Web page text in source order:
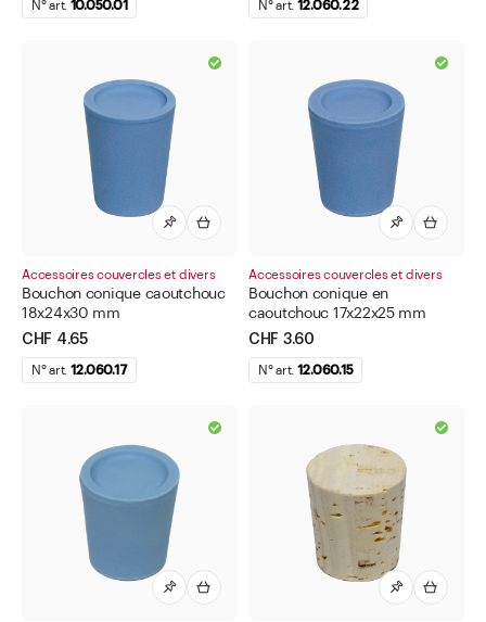
Accessoires
Shop le Look
Centre d'aide
Entreprise
N° art. 10.050.01 N° art. 12.060.22
Accessoires couvercles et divers
Bouchon conique caoutchouc
18x24x30 mm
CHF 4.65
N° art. 12.060.17
Accessoires couvercles et divers
Bouchon conique en
caoutchouc 17x22x25 mm
CHF 3.60
N° art. 12.060.15